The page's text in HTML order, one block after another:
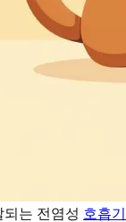
는 전염성 호흡기